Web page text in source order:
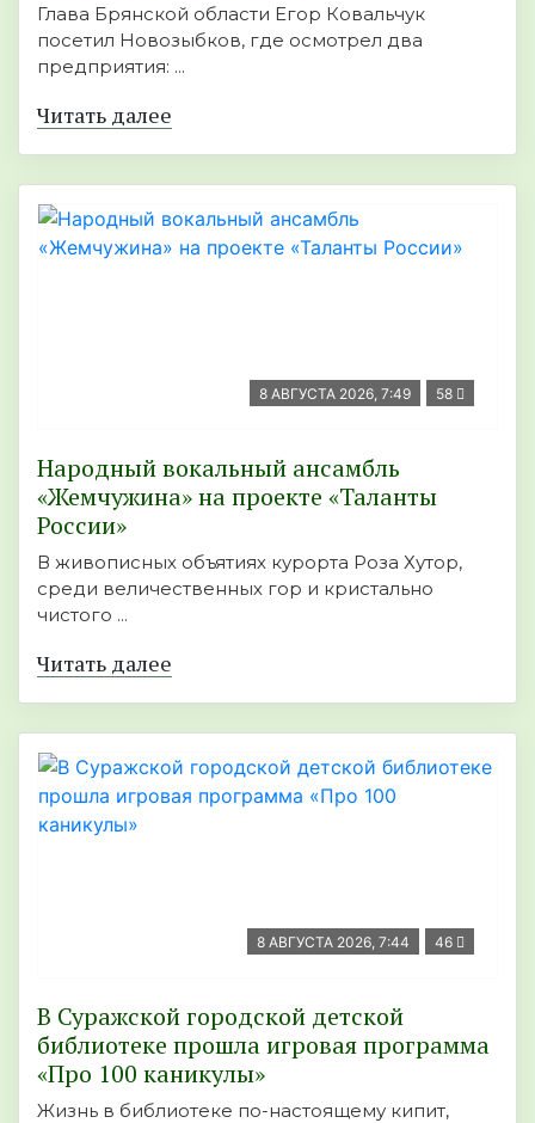
Глава Брянской области Егор Ковальчук
посетил Новозыбков, где осмотрел два
предприятия: ...
Читать далее
8 АВГУСТА 2026, 7:49 58
Народный вокальный ансамбль
«Жемчужина» на проекте «Таланты
России»
В живописных объятиях курорта Роза Хутор,
среди величественных гор и кристально
чистого ...
Читать далее
8 АВГУСТА 2026, 7:44 46
В Суражской городской детской
библиотеке прошла игровая программа
«Про 100 каникулы»
Жизнь в библиотеке по-настоящему кипит,